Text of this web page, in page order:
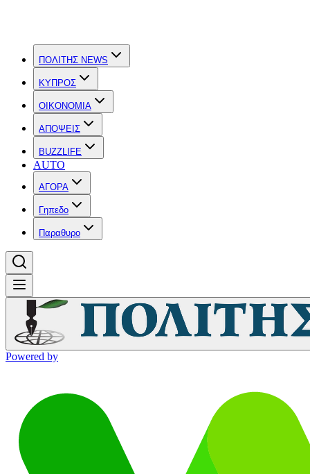
ΠΟΛΙΤΗΣ NEWS
ΚΥΠΡΟΣ
OIKONOMIA
ΑΠΟΨΕΙΣ
BUZZLIFE
AUTO
ΑΓΟΡΑ
Γηπεδο
Παραθυρο
Powered by